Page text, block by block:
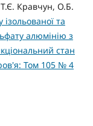
Кравчун, О.Б.
та
алюмінію з
стан
Том 105 № 4